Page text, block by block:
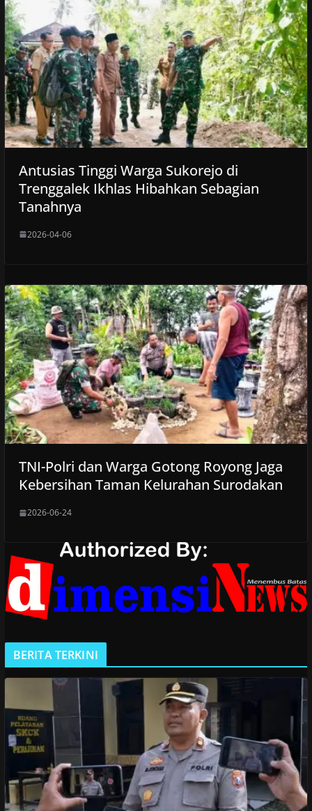
Antusias Tinggi Warga Sukorejo di
Trenggalek Ikhlas Hibahkan Sebagian
Tanahnya
2026-04-06
TNI-Polri dan Warga Gotong Royong Jaga
Kebersihan Taman Kelurahan Surodakan
2026-06-24
BERITA TERKINI